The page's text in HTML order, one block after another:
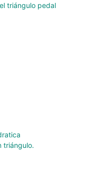
triángulo pedal
triángulo.